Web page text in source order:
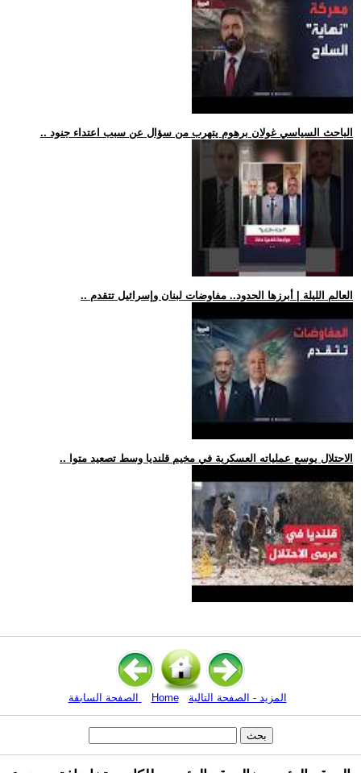
.. الباحث السياسي غولان برهوم يتهرب من سؤال عن سبب اعتداء جنود
.. العالم الليلة | أبرزها الحدود.. مفاوضات لبنان وإسرائيل تتقدم
.. الاحتلال يوسع عملياته العسكرية في مخيم قلنديا وسط تصعيد متوا
Home المزيد - الصفحة التالية